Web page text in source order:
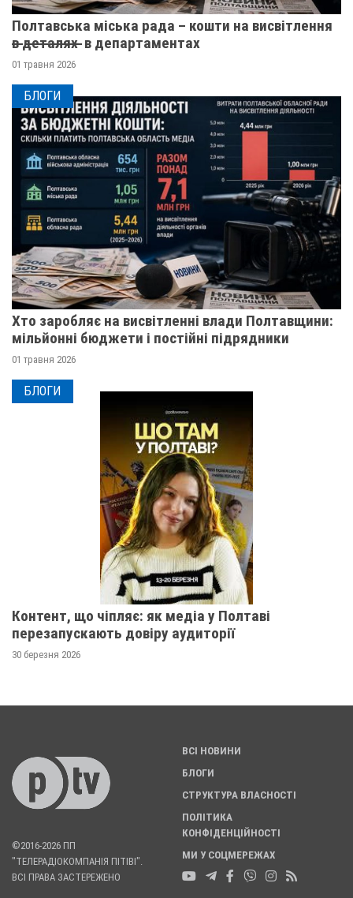
Полтавська міська рада – кошти на висвітлення
в̶ ̶д̶е̶т̶а̶л̶я̶х̶ ̶ в департаментах
01 травня 2026
БЛОГИ
Хто заробляє на висвітленні влади Полтавщини:
мільйонні бюджети і постійні підрядники
01 травня 2026
БЛОГИ
Контент, що чіпляє: як медіа у Полтаві
перезапускають довіру аудиторії
30 березня 2026
©2016-2026 ПП
"ТЕЛЕРАДІОКОМПАНІЯ ПІТІВІ".
ВСІ ПРАВА ЗАСТЕРЕЖЕНО
ВСІ НОВИНИ
БЛОГИ
СТРУКТУРА ВЛАСНОСТІ
ПОЛІТИКА
КОНФІДЕНЦІЙНОСТІ
МИ У СОЦМЕРЕЖАХ